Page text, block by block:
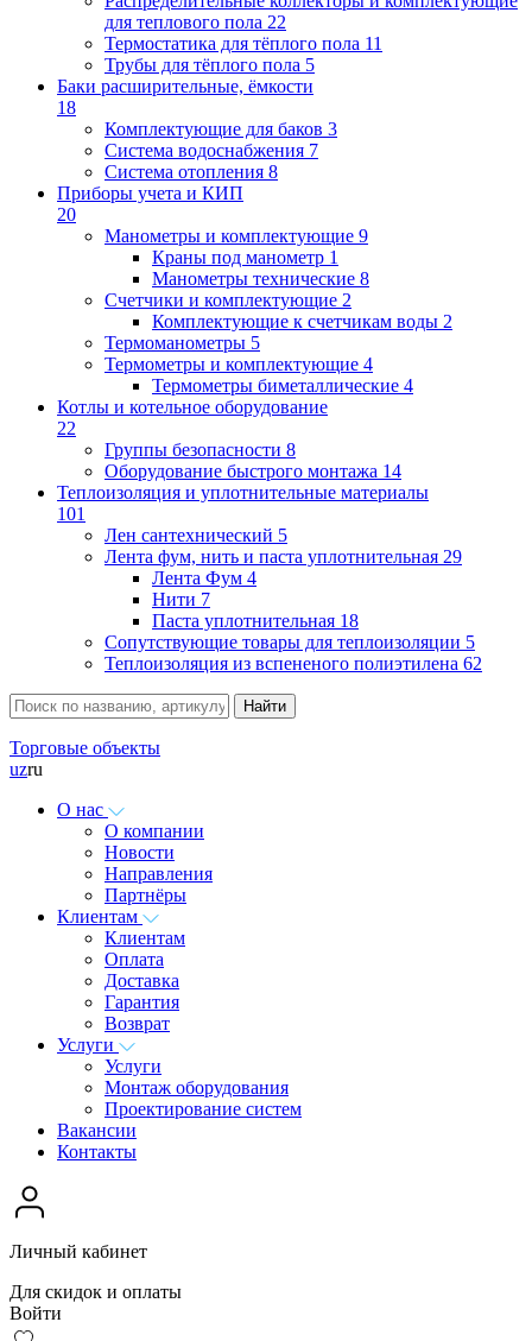
для теплового пола 22
Термостатика для тёплого пола 11
Трубы для тёплого пола 5
Баки расширительные, ёмкости
18
Комплектующие для баков 3
Система водоснабжения 7
Система отопления 8
Приборы учета и КИП
20
Манометры и комплектующие 9
Краны под манометр 1
Манометры технические 8
Счетчики и комплектующие 2
Комплектующие к счетчикам воды 2
Термоманометры 5
Термометры и комплектующие 4
Термометры биметаллические 4
Котлы и котельное оборудование
22
Группы безопасности 8
Оборудование быстрого монтажа 14
Теплоизоляция и уплотнительные материалы
101
Лен сантехнический 5
Лента фум, нить и паста уплотнительная 29
Лента Фум 4
Нити 7
Паста уплотнительная 18
Сопутствующие товары для теплоизоляции 5
Теплоизоляция из вспененого полиэтилена 62
Торговые объекты
uzru
О нас
О компании
Новости
Направления
Партнёры
Клиентам
Клиентам
Оплата
Доставка
Гарантия
Возврат
Услуги
Услуги
Монтаж оборудования
Проектирование систем
Вакансии
Контакты
Личный кабинет
Для скидок и оплаты
Войти